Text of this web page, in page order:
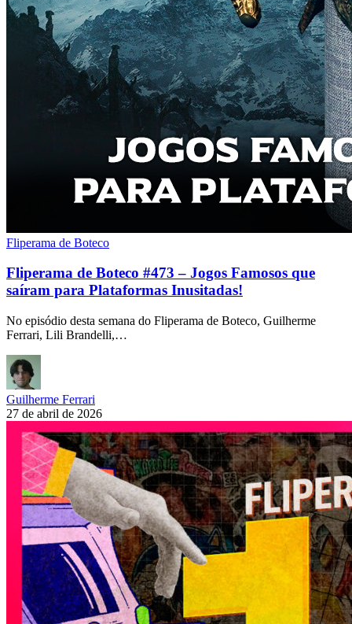
Fliperama de Boteco
Fliperama de Boteco #473 – Jogos Famosos que
saíram para Plataformas Inusitadas!
No episódio desta semana do Fliperama de Boteco, Guilherme
Ferrari, Lili Brandelli,…
Guilherme Ferrari
27 de abril de 2026